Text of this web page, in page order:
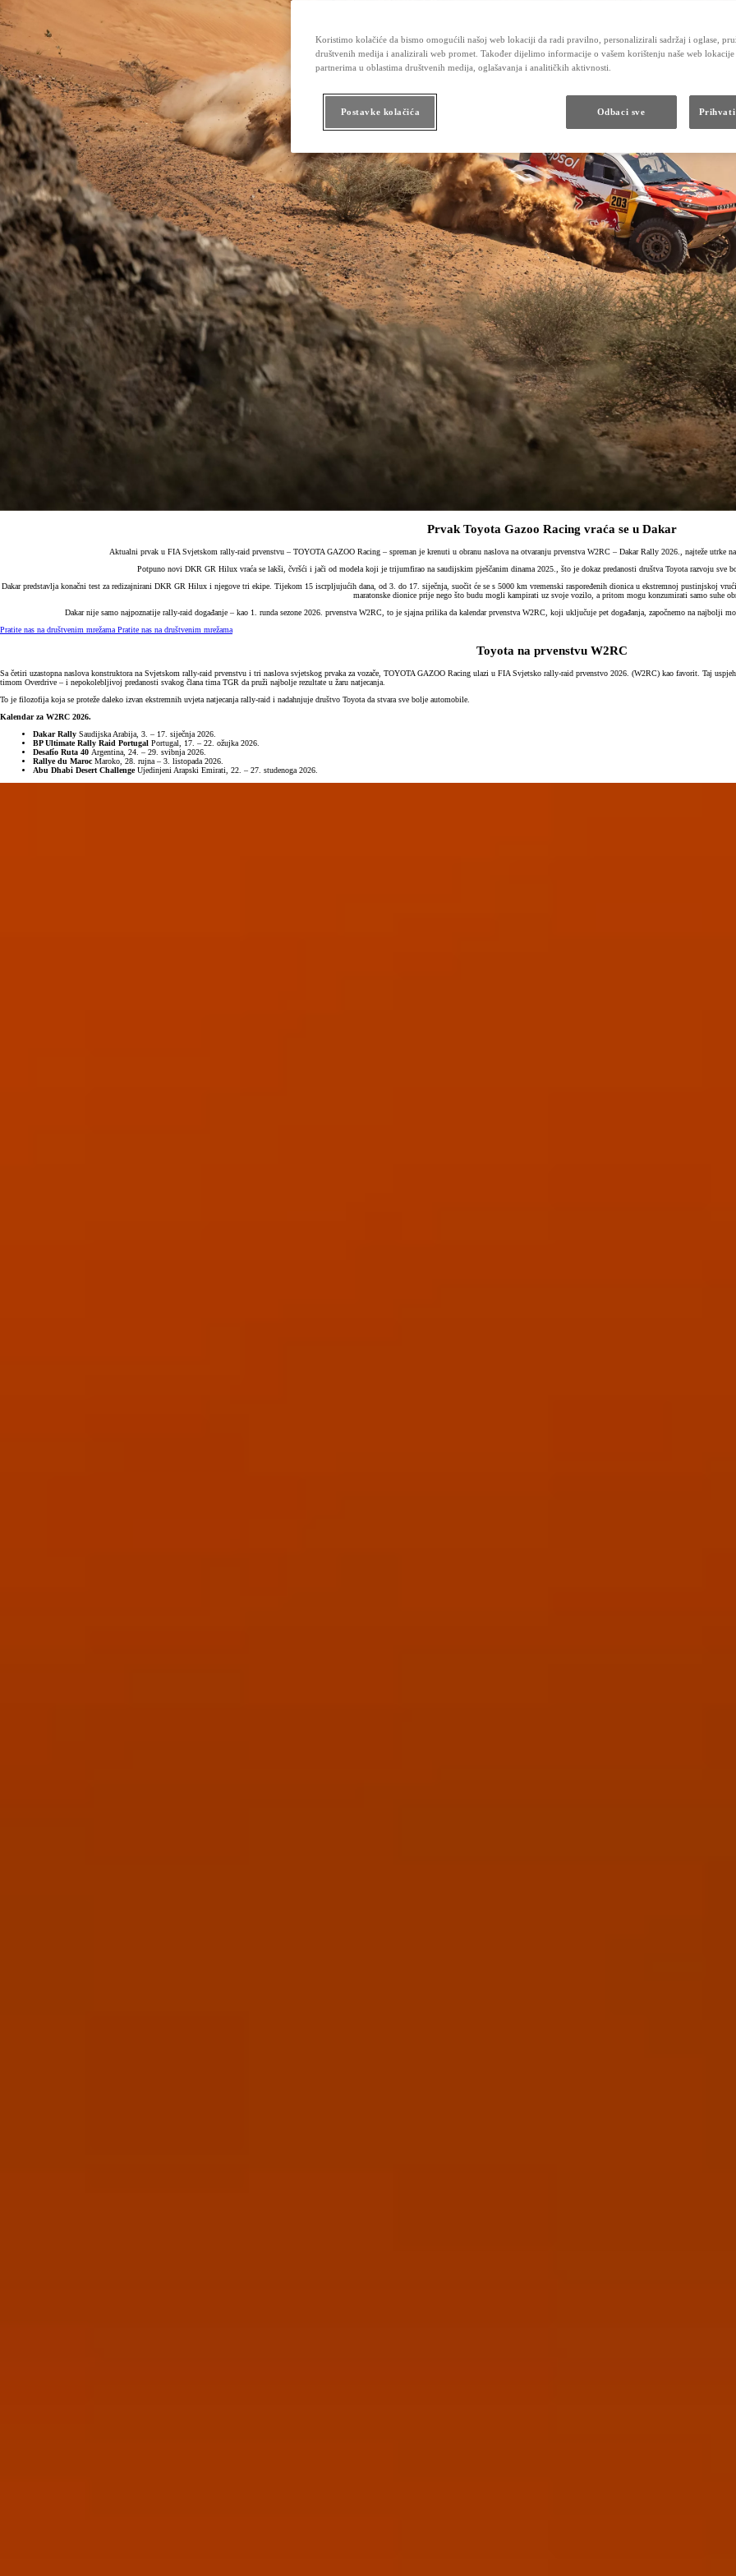
Obećanje Toyotinog servisa
Dodatna oprema i rezervni dijelovi
Dodatna oprema
Toyota Butik
Prvak Toyota Gazoo Racing vraća se u Dakar
Aktualni prvak u FIA Svjetskom rally-raid prvenstvu – TOYOTA GAZOO Racing – spreman je krenuti u obranu naslova na otvaranju prvenstva W2RC – Dakar Rally 2026., najteže utrke
Potpuno novi DKR GR Hilux vraća se lakši, čvršći i jači od modela koji je trijumfirao na saudijskim pješčanim dinama 2025., što je dokaz predanosti društva Toyota razvoju sve
Dakar predstavlja konačni test za redizajnirani DKR GR Hilux i njegove tri ekipe. Tijekom 15 iscrpljujućih dana, od 3. do 17. siječnja, suočit će se s 5000 km vremenski raspoređenih dionica u ekstremnoj pustinjskoj
maratonske dionice prije nego što budu mogli kampirati uz svoje vozilo, a pritom mogu konzumirati samo suhe
Dakar nije samo najpoznatije rally-raid događanje – kao 1. runda sezone 2026. prvenstva W2RC, to je sjajna prilika da kalendar prvenstva W2RC, koji uključuje pet događanja, započnemo na najbolji
Pratite nas na društvenim mrežama Pratite nas na društvenim mrežama
Toyota na prvenstvu W2RC
Sa četiri uzastopna naslova konstruktora na Svjetskom rally-raid prvenstvu i tri naslova svjetskog prvaka za vozače, TOYOTA GAZOO Racing ulazi u FIA Svjetsko rally-raid prvenstvo 2026. (W2RC) kao favorit. Taj
timom Overdrive – i nepokolebljivoj predanosti svakog člana tima TGR da pruži najbolje rezultate u žaru natjecanja.
To je filozofija koja se proteže daleko izvan ekstremnih uvjeta natjecanja rally-raid i nadahnjuje društvo Toyota da stvara sve bolje automobile.
Kalendar za W2RC 2026.
Dakar Rally Saudijska Arabija, 3. – 17. siječnja 2026.
BP Ultimate Rally Raid Portugal Portugal, 17. – 22. ožujka 2026.
Desafío Ruta 40 Argentina, 24. – 29. svibnja 2026.
Rallye du Maroc Maroko, 28. rujna – 3. listopada 2026.
Abu Dhabi Desert ChallengeUjedinjeni Arapski Emirati, 22. – 27. studenoga 2026.
Koristimo kolačiće da bismo omogućili našoj web lokaciji da radi pravilno, personalizirali sadržaj i oglase,
društvenih medija i analizirali web promet. Također dijelimo informacije o vašem korištenju naše web lokacije
partnerima u oblastima društvenih medija, oglašavanja i analitičkih aktivnosti.
Postavke kolačića Odbaci sve Prihvati